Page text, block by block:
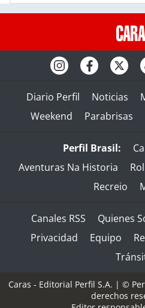
Diario Perfil Noticias
Weekend
Parabrisas
Perfil Brasil:
Aventuras Na Historia
Recreio
Canales RSS Quienes
Privacidad
Equipo
Caras - Editorial Perfil S.A. | ©
derechos